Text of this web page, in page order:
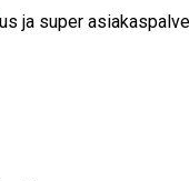
ja super